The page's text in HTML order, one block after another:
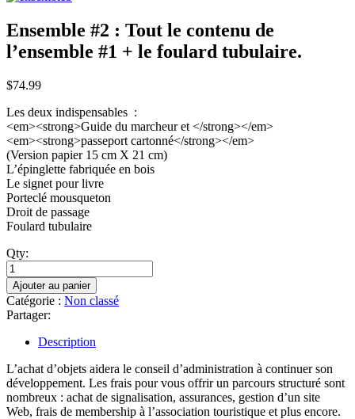
Ensemble #2 : Tout le contenu de
l’ensemble #1 + le foulard tubulaire.
$74.99
Les deux indispensables :
<em><strong>Guide du marcheur et </strong></em>
<em><strong>passeport cartonné</strong></em>
(Version papier 15 cm X 21 cm)
L’épinglette fabriquée en bois
Le signet pour livre
Porteclé mousqueton
Droit de passage
Foulard tubulaire
Qty:
quantité
de
Ensemble
#2
Tout
contenu
de
l'ensemble
#1
Ajouter au panier
Catégorie : Non classé
Partager:
Description
L’achat d’objets aidera le conseil d’administration à continuer son
développement. Les frais pour vous offrir un parcours structuré sont
nombreux : achat de signalisation, assurances, gestion d’un site
Web, frais de membership à l’association touristique et plus encore.